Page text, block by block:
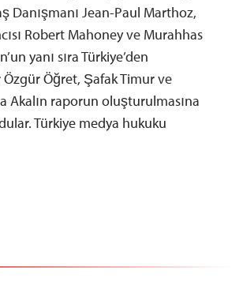
Danışmanı Jean-Paul Marthoz,
Robert Mahoney ve Murahhas
yanı sıra Türkiye’den
Özgür Öğret, Şafak Timur ve
Akalın raporun oluşturulmasına
Türkiye medya hukuku